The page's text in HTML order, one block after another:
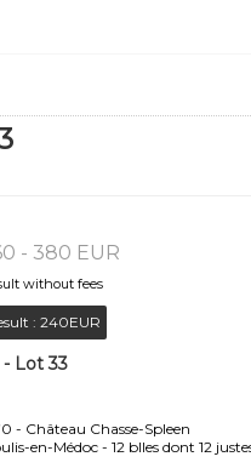
- 380 EUR
without fees
: 240EUR
- Lot 33
- Château Chasse-Spleen
en-Médoc - 12 blles dont 12